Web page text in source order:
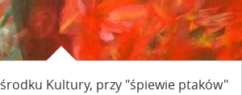
Kultury, przy "śpiewie ptaków"